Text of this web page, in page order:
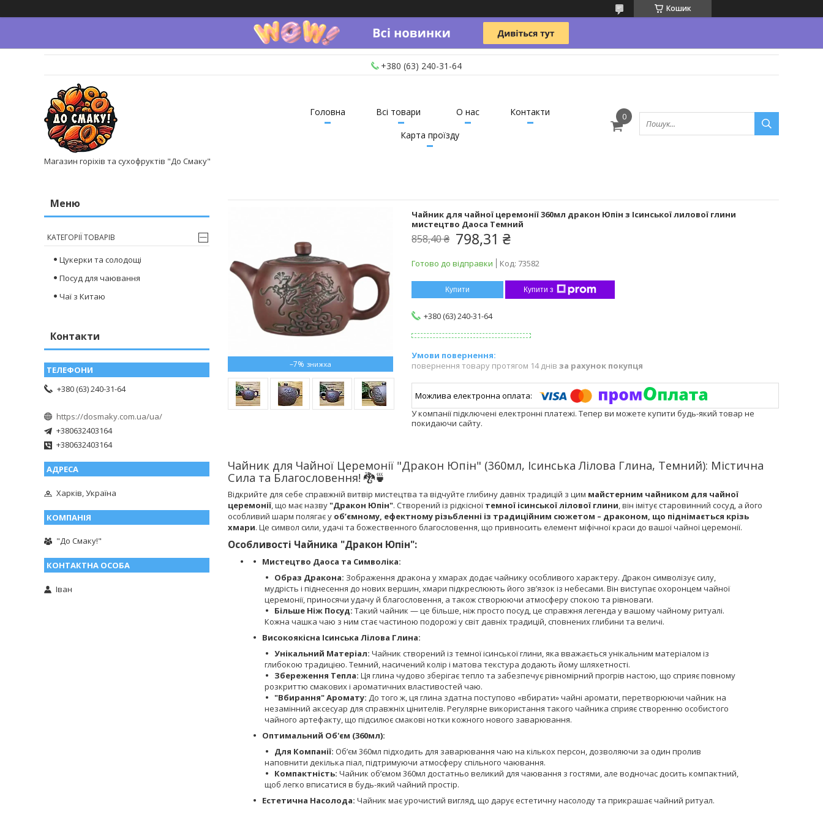
Кошик
+380 (63) 240-31-64
Магазин горіхів та сухофруктів "До Смаку"
Головна Всі товари О нас
Контакти
Карта проїзду
–7%
Чайник для чайної церемонії 360мл дракон Юпін з Ісинської лилової глини
мистецтво Даоса Темний
858,40 ₴ 798,31 ₴
Готово до відправки Код: 73582
Купити Купити з
+380 (63) 240-31-64
повернення товару протягом 14 днів за рахунок покупця
У компанії підключені електронні платежі. Тепер ви можете купити будь-який товар не
покидаючи сайту.
Чайник для Чайної Церемонії "Дракон Юпін" (360мл, Ісинська Лілова Глина, Темний): Містична
Сила та Благословення! 🐉🍵
Відкрийте для себе справжній витвір мистецтва та відчуйте глибину давніх традицій з цим майстерним чайником для чайної
церемонії , що має назву "Дракон Юпін". Створений із рідкісноїтемної ісинської лілової глини , він імітує старовинний сосуд, а його
особливий шарм полягає у об’ємному, ефектному різьбленні із традиційним сюжетом – драконом, що піднімається крізь
хмари. Це символ сили, удачі та божественного благословення, що привносить елемент міфічної краси до вашої чайної церемонії.
Особливості Чайника "Дракон Юпін":
Мистецтво Даоса та Символіка:
Образ Дракона: Зображення дракона у хмарах додає чайнику особливого характеру. Дракон символізує силу,
мудрість і піднесення до нових вершин, хмари підкреслюють його зв’язок із небесами. Він виступає охоронцем чайної
церемонії, приносячи удачу й благословення, а також створюючи атмосферу спокою та рівноваги.
Більше Ніж Посуд: Такий чайник — це більше, ніж просто посуд, це справжня легенда у вашому чайному ритуалі.
Кожна чашка чаю з ним стає частиною подорожі у світ давніх традицій, сповнених глибини та величі.
Високоякісна Ісинська Лілова Глина:
Унікальний Матеріал: Чайник створений із темної ісинської глини, яка вважається унікальним матеріалом із
глибокою традицією. Темний, насичений колір і матова текстура додають йому шляхетності.
Збереження Тепла: Ця глина чудово зберігає тепло та забезпечує рівномірний прогрів настою, що сприяє повному
розкриттю смакових і ароматичних властивостей чаю.
"Вбирання" Аромату: До того ж, ця глина здатна поступово «вбирати» чайні аромати, перетворюючи чайник на
незамінний аксесуар для справжніх цінителів. Регулярне використання такого чайника сприяє створенню особистого
чайного артефакту, що підсилює смакові нотки кожного нового заварювання.
Оптимальний Об'єм (360мл):
Для Компанії: Об’єм 360мл підходить для заварювання чаю на кількох персон, дозволяючи за один пролив
наповнити декілька піал, підтримуючи атмосферу спільного чаювання.
Компактність: Чайник об’ємом 360мл достатньо великий для чаювання з гостями, але водночас досить компактний,
щоб легко вписатися в будь-який чайний простір.
Естетична Насолода: Чайник має урочистий вигляд, що дарує естетичну насолоду та прикрашає чайний ритуал.
КАТЕГОРІЇ ТОВАРІВ
Цукерки та солодощі
Посуд для чаювання
Чаї з Китаю
Контакти
+380 (63) 240-31-64
https://dosmaky.com.ua/ua/
+380632403164
+380632403164
Харків, Україна
"До Смаку!"
Іван